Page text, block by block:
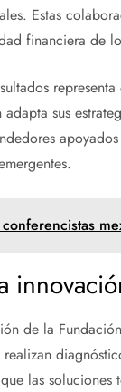
Estas
financiera de
sus
de la
las